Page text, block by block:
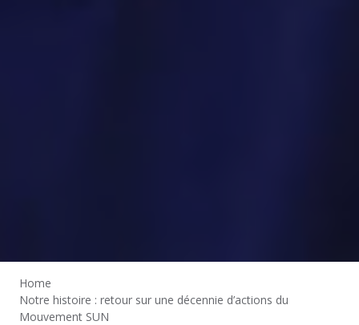
Home
Notre histoire : retour sur une décennie d’actions du
Mouvement SUN